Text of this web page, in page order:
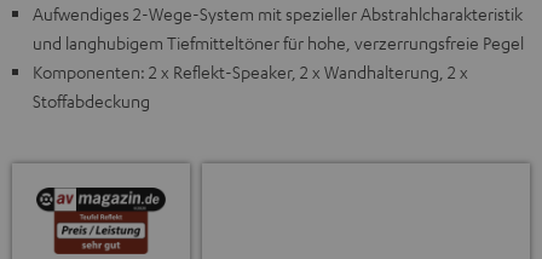
Aufwendiges 2-Wege-System mit spezieller Abstrahlcharakteristik
und langhubigem Tiefmitteltöner für hohe, verzerrungsfreie Pegel
Komponenten: 2 x Reflekt-Speaker, 2 x Wandhalterung, 2 x
Stoffabdeckung